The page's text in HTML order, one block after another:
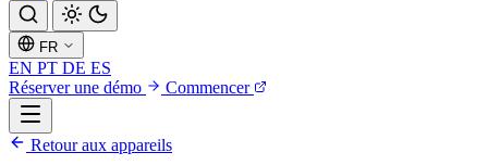
FR
EN PT DE ES
Réserver une démo
Commencer
Retour aux appareils